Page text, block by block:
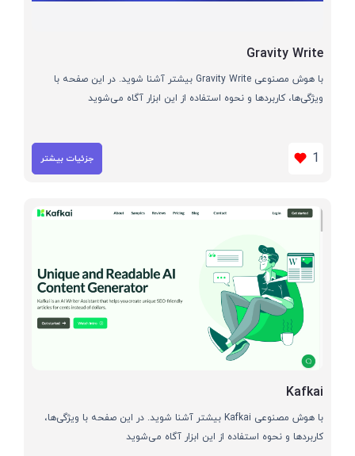
Gravity Write
با هوش مصنوعی Gravity Write بیشتر آشنا شوید. در این صفحه با
ویژگی‌ها، کاربردها و نحوه استفاده از این ابزار آگاه می‌شوید
1 جزئیات بیشتر
Kafkai
با هوش مصنوعی Kafkai بیشتر آشنا شوید. در این صفحه با ویژگی‌ها،
کاربردها و نحوه استفاده از این ابزار آگاه می‌شوید